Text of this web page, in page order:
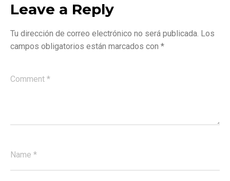
Leave a Reply
Tu dirección de correo electrónico no será publicada. Los
campos obligatorios están marcados con *